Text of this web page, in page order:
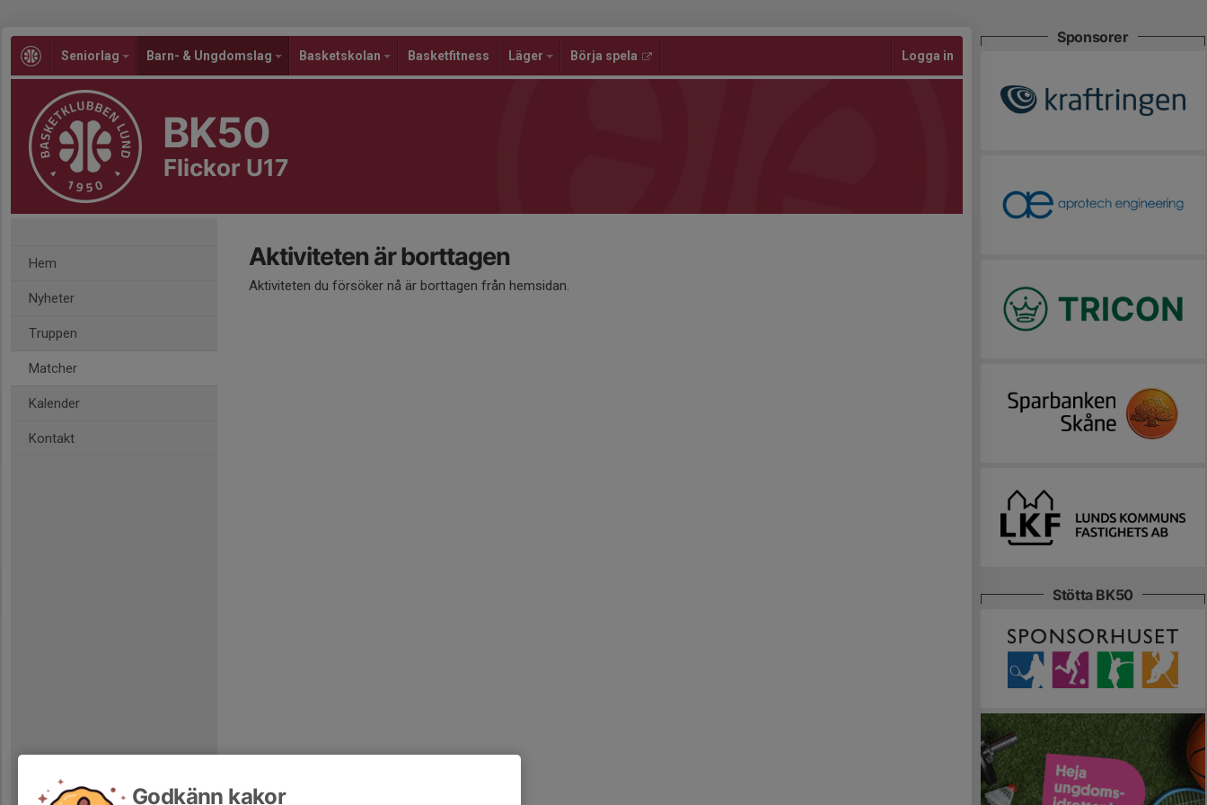
Seniorlag Barn- & Ungdomslag Basketskolan Basketfitness Läger Börja spela Logga in
BK50
Flickor U17
Hem
Nyheter
Truppen
Matcher
Kalender
Kontakt
Aktiviteten är borttagen
Aktiviteten du försöker nå är borttagen från hemsidan.
Sponsorer
Stötta BK50
Godkänn kakor